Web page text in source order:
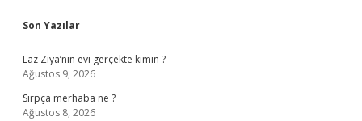
Sidebar
Son Yazılar
Laz Ziya’nın evi gerçekte kimin ?
Ağustos 9, 2026
Sırpça merhaba ne ?
Ağustos 8, 2026